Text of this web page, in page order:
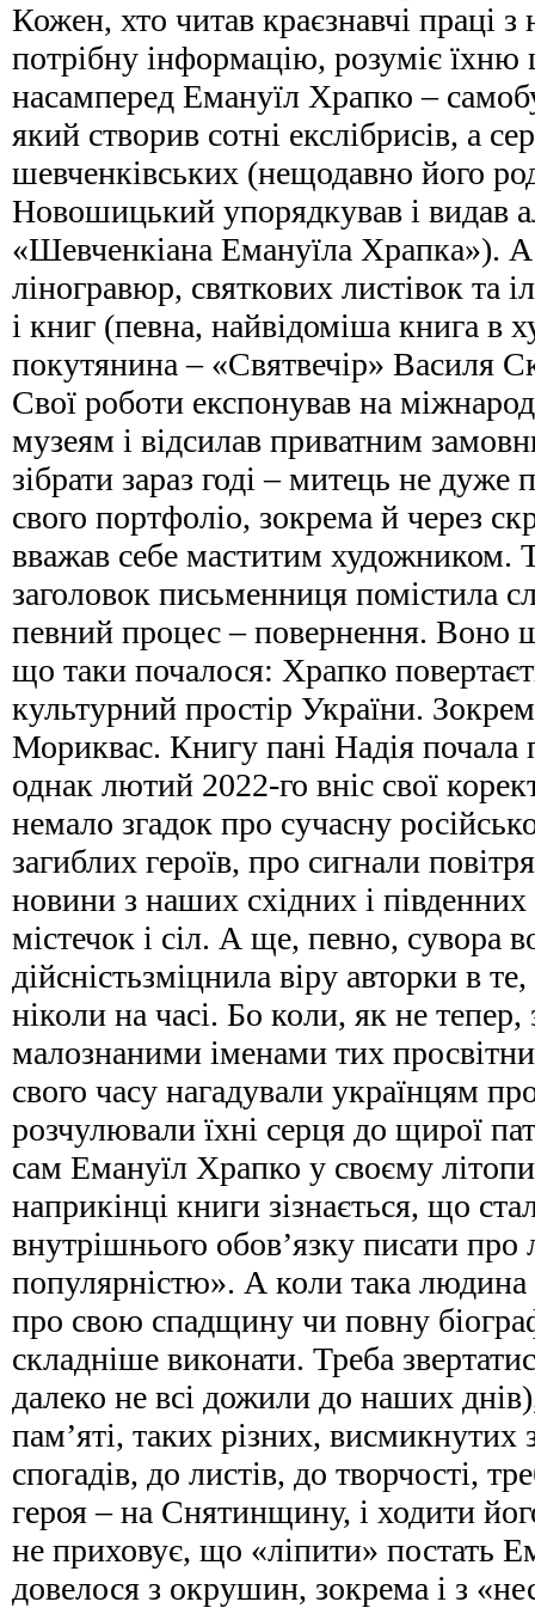
Кожен, хто читав краєзнавчі праці
потрібну інформацію, розуміє їхню
насамперед Емануїл Храпко –
який створив сотні екслібрисів, а
шевченківських (нещодавно його
Новошицький упорядкував і видав
«Шевченкіана Емануїла Храпка»). А
ліногравюр, святкових листівок та
і книг (певна, найвідоміша книга в
покутянина – «Святвечір» Василя
Свої роботи експонував на
музеям і відсилав приватним
зібрати зараз годі – митець не
свого портфоліо, зокрема й через
вважав себе маститим художником.
заголовок письменниця помістила
певний процес – повернення. Воно
що таки почалося: Храпко
культурний простір України.
Мориквас. Книгу пані Надія почала
однак лютий 2022-го вніс свої
немало згадок про сучасну
загиблих героїв, про сигнали
новини з наших східних і південних
містечок і сіл. А ще, певно, сувора
дійсністьзміцнила віру авторки в
ніколи на часі. Бо коли, як не тепер,
малознаними іменами тих
свого часу нагадували українцям
розчулювали їхні серця до щирої
сам Емануїл Храпко у своєму
наприкінці книги зізнається, що
внутрішнього обов’язку писати про
популярністю». А коли така
про свою спадщину чи повну
складніше виконати. Треба
далеко не всі дожили до наших
пам’яті, таких різних, висмикнутих
спогадів, до листів, до творчості,
героя – на Снятинщину, і ходити
не приховує, що «ліпити» постать
довелося з окрушин, зокрема і з